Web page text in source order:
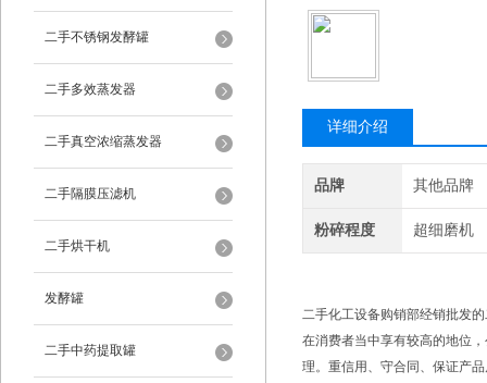
二手不锈钢发酵罐
二手多效蒸发器
二手真空浓缩蒸发器
二手隔膜压滤机
二手烘干机
发酵罐
二手中药提取罐
详细介绍
品牌 其他品牌
粉碎程度 超细磨机
二手化工设备购销部经销批发
在消费者当中享有较高的地位
理。重信用、守合同、保证产